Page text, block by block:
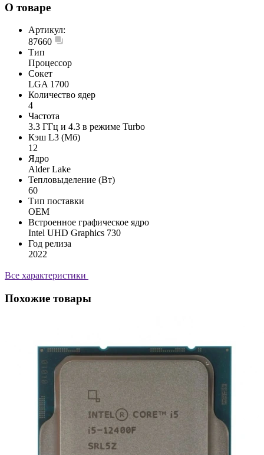
О товаре
Артикул:
87660
Тип
Процессор
Сокет
LGA 1700
Количество ядер
4
Частота
3.3 ГГц и 4.3 в режиме Turbo
Кэш L3 (Мб)
12
Ядро
Alder Lake
Тепловыделение (Вт)
60
Тип поставки
OEM
Встроенное графическое ядро
Intel UHD Graphics 730
Год релиза
2022
Все характеристики
Похожие товары